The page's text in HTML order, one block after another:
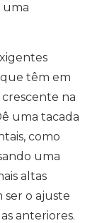
uma
têm em
na
uma tacada
como
uma
altas
o ajuste
anteriores.